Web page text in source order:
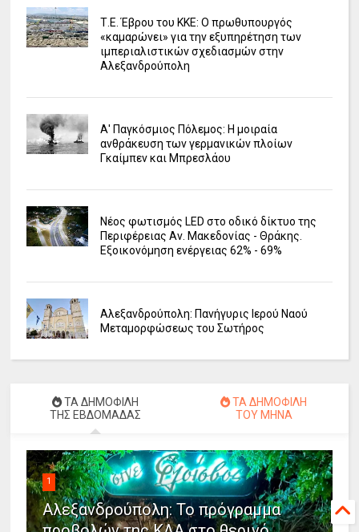
Τ.Ε. Έβρου του ΚΚΕ: Ο πρωθυπουργός
«καμαρώνει» για την εξυπηρέτηση των
ιμπεριαλιστικών σχεδιασμών στην
Αλεξανδρούπολη
Α' Παγκόσμιος Πόλεμος: Η μοιραία
ανθράκευση των γερμανικών πλοίων
Γκαίμπεν και Μπρεσλάου
Νέος φωτισμός LED στο οδικό δίκτυο της
Περιφέρειας Αν. Μακεδονίας - Θράκης.
Εξοικονόμηση ενέργειας 62% - 69%
Αλεξανδρούπολη: Πανήγυρις Ιερού Ναού
Μεταμορφώσεως του Σωτήρος
ΤΑ ΔΗΜΟΦΙΛΗ
ΤΗΣ ΕΒΔΟΜΑΔΑΣ
ΤΑ ΔΗΜΟΦΙΛΗ
ΤΟΥ ΜΗΝΑ
1
Αλεξανδρούπολη: Το πρόγραμμα